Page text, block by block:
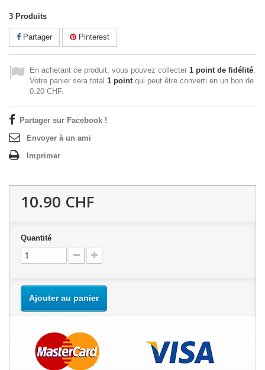
3 Produits
Partager Pinterest
En achetant ce produit, vous pouvez collecter 1 point de fidélité.
Votre panier sera total 1 pointqui peut être converti en un bon de
0.20 CHF.
Partager sur Facebook !
Envoyer à un ami
Imprimer
10.90 CHF
Quantité
Ajouter au panier